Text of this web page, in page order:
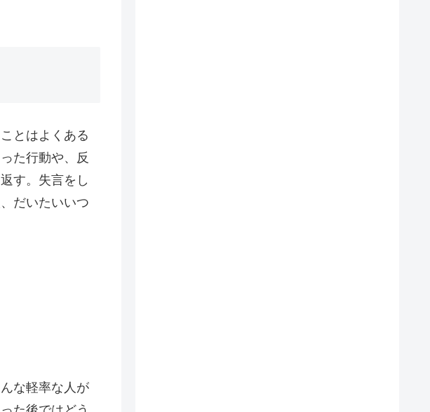
とはよくある
た行動や、反
す。失言をし
だいたいいつ
な軽率な人が